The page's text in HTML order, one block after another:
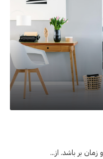
بر باشد. از...